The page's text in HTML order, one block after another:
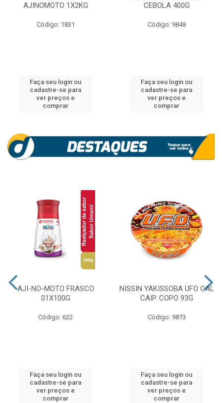
AJINOMOTO 1X2KG
Código: 1831
Faça seu login ou
cadastre-se para
ver preços e
comprar
CEBOLA 400G
Código: 9848
Faça seu login ou
cadastre-se para
ver preços e
comprar
AJI-NO-MOTO FRASCO
01X100G
Código: 622
Faça seu login ou
cadastre-se para
ver preços e
comprar
NISSIN YAKISSOBA UFO GAL
CAIP. COPO 93G
Código: 9873
Faça seu login ou
cadastre-se para
ver preços e
comprar